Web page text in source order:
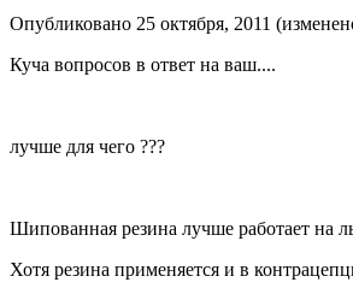
Опубликовано 25 октября, 2011
Куча вопросов в ответ на ваш....
лучше для чего ???
Шипованная резина лучше работает на
Хотя резина применяется и в